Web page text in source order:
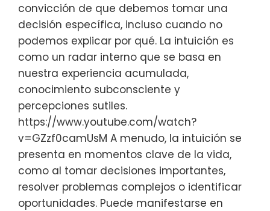
convicción de que debemos tomar una
decisión específica, incluso cuando no
podemos explicar por qué. La intuición es
como un radar interno que se basa en
nuestra experiencia acumulada,
conocimiento subconsciente y
percepciones sutiles.
https://www.youtube.com/watch?
v=GZzf0camUsM A menudo, la intuición se
presenta en momentos clave de la vida,
como al tomar decisiones importantes,
resolver problemas complejos o identificar
oportunidades. Puede manifestarse en